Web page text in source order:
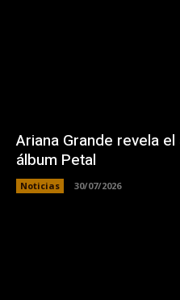
Ariana Grande revela
álbum Petal
Noticias 30/07/2026